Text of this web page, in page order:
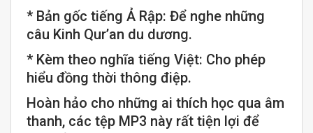
* Bản gốc tiếng Ả Rập: Để nghe những
câu Kinh Qur’an du dương.
* Kèm theo nghĩa tiếng Việt: Cho phép
hiểu đồng thời thông điệp.
Hoàn hảo cho những ai thích học qua âm
thanh, các tệp MP3 này rất tiện lợi để